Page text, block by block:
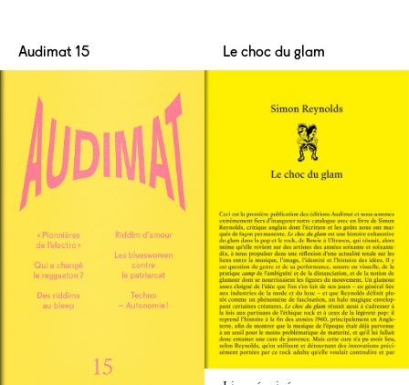
Audimat 15 Le choc du glam